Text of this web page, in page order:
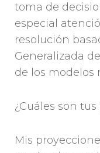
toma de
especial
resolución
Generalizada
de los modelos
¿Cuáles son
Mis